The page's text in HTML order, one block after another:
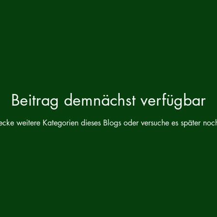
Beitrag demnächst verfügbar
weitere Kategorien dieses Blogs oder versuche es später